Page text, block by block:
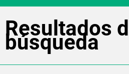
Resultados
búsqueda